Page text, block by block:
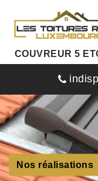
COUVREUR 5
Nos réalisations